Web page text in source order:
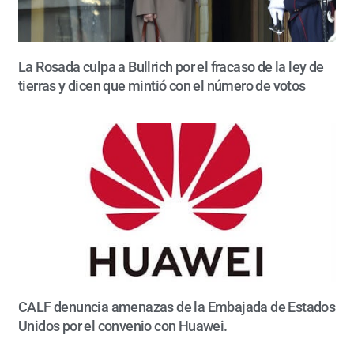
La Rosada culpa a Bullrich por el fracaso de la ley de
tierras y dicen que mintió con el número de votos
CALF denuncia amenazas de la Embajada de Estados
Unidos por el convenio con Huawei.